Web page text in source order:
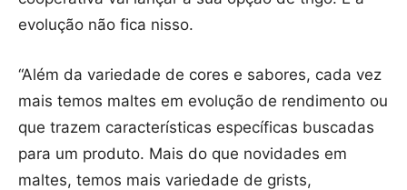
evolução não fica nisso.
“Além da variedade de cores e sabores, cada vez
mais temos maltes em evolução de rendimento ou
que trazem características específicas buscadas
para um produto. Mais do que novidades em
maltes, temos mais variedade de grists,